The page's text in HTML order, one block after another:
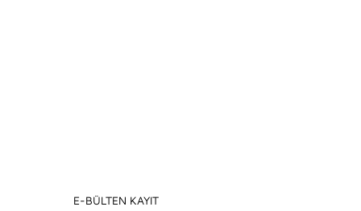
E-BÜLTEN KAYIT